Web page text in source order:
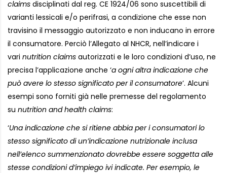
claims disciplinati dal reg. CE 1924/06 sono suscettibili di
varianti lessicali e/o perifrasi, a condizione che esse non
travisino il messaggio autorizzato e non inducano in errore
il consumatore. Perciò l’Allegato al NHCR, nell’indicare i
vari nutrition claims autorizzati e le loro condizioni d’uso, ne
precisa l’applicazione anche ‘a ogni altra indicazione che
può avere lo stesso significato per il consumatore’. Alcuni
esempi sono forniti già nelle premesse del regolamento
su nutrition and health claims:
‘Una indicazione che si ritiene abbia per i consumatori lo
stesso significato di un’indicazione nutrizionale inclusa
nell’elenco summenzionato dovrebbe essere soggetta alle
stesse condizioni d’impiego ivi indicate. Per esempio, le